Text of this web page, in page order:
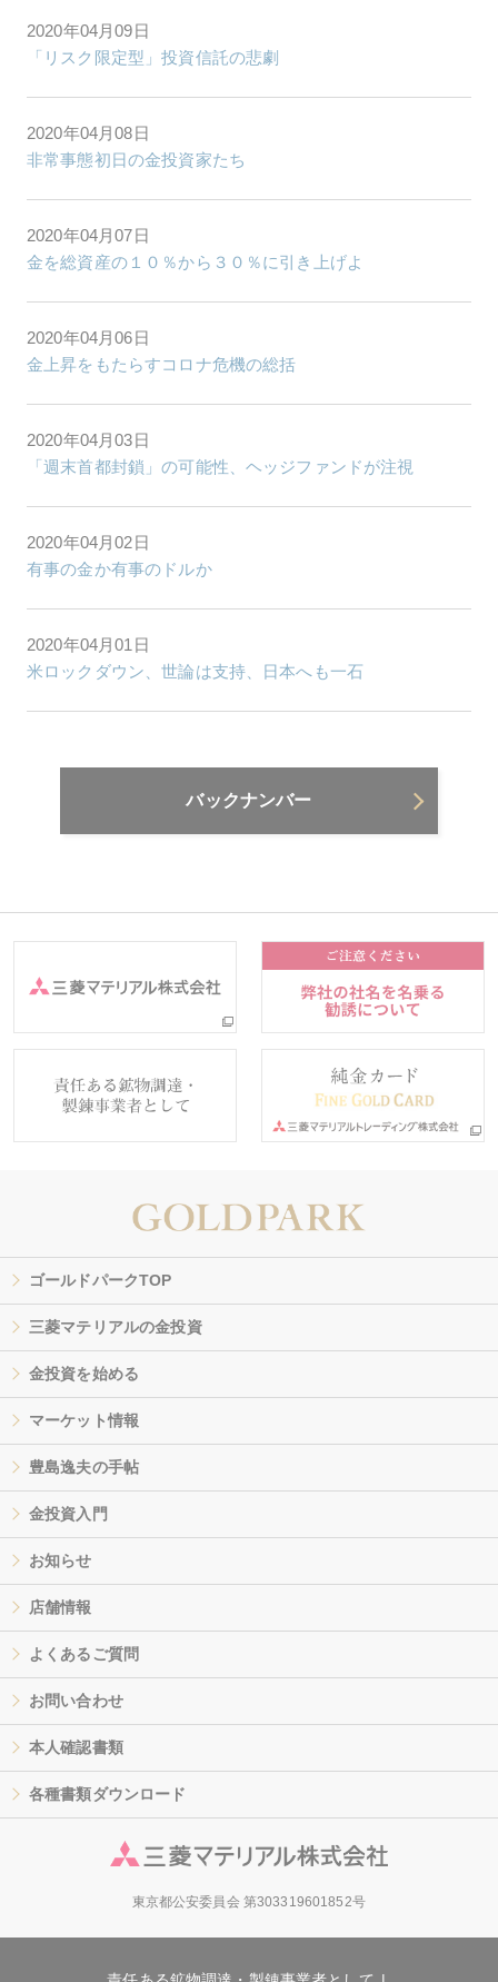
2020年04月09日
「リスク限定型」投資信託の悲劇
2020年04月08日
非常事態初日の金投資家たち
2020年04月07日
金を総資産の１０％から３０％に引き上げよ
2020年04月06日
金上昇をもたらすコロナ危機の総括
2020年04月03日
「週末首都封鎖」の可能性、ヘッジファンドが注視
2020年04月02日
有事の金か有事のドルか
2020年04月01日
米ロックダウン、世論は支持、日本へも一石
バックナンバー
ゴールドパークTOP
三菱マテリアルの金投資
金投資を始める
マーケット情報
豊島逸夫の手帖
金投資入門
お知らせ
店舗情報
よくあるご質問
お問い合わせ
本人確認書類
各種書類ダウンロード
東京都公安委員会 第303319601852号